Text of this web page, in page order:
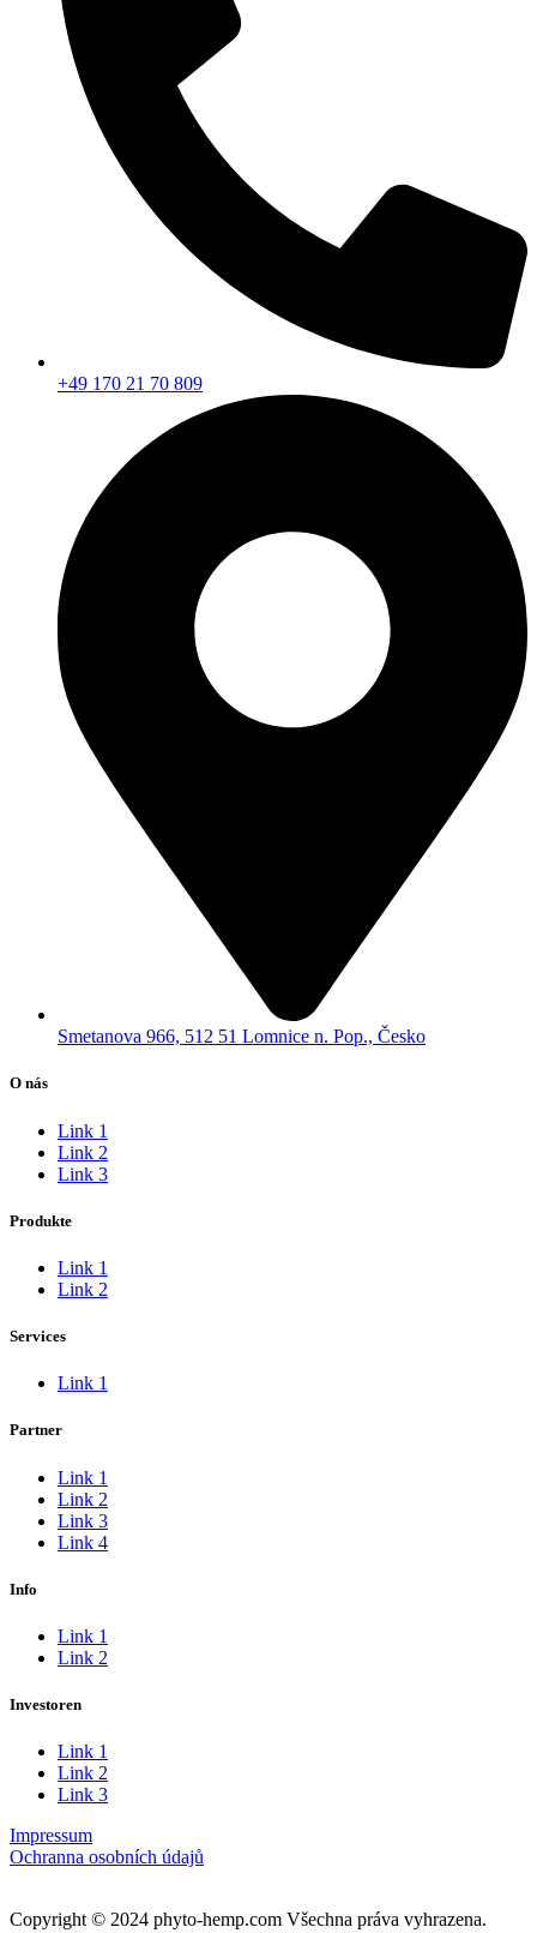
+49 170 21 70 809
Smetanova 966, 512 51 Lomnice n. Pop., Česko
O nás
Link 1
Link 2
Link 3
Produkte
Link 1
Link 2
Services
Link 1
Partner
Link 1
Link 2
Link 3
Link 4
Info
Link 1
Link 2
Investoren
Link 1
Link 2
Link 3
Impressum
Ochranna osobních údajů
Copyright © 2024 phyto-hemp.com Všechna práva vyhrazena.